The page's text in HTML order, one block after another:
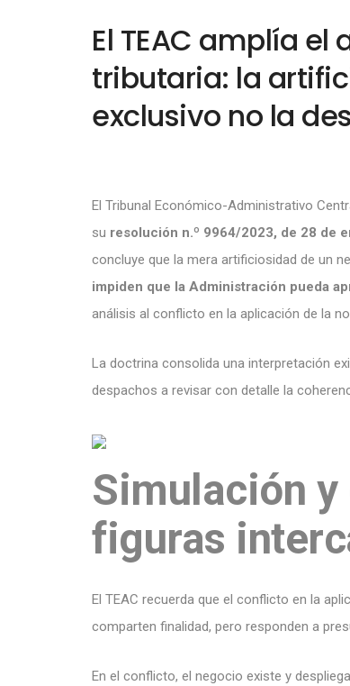
El TEAC amplía
tributaria: la
exclusivo no la
El Tribunal Económico-Administrativo
su resolución n.º 9964/2023, de 28 de
concluye que la mera artificiosidad de un
impiden que la Administración pueda
análisis al conflicto en la aplicación de la
La doctrina consolida una interpretación
despachos a revisar con detalle la
Simulación
figuras
El TEAC recuerda que el conflicto en la
comparten finalidad, pero responden a
En el conflicto, el negocio existe y